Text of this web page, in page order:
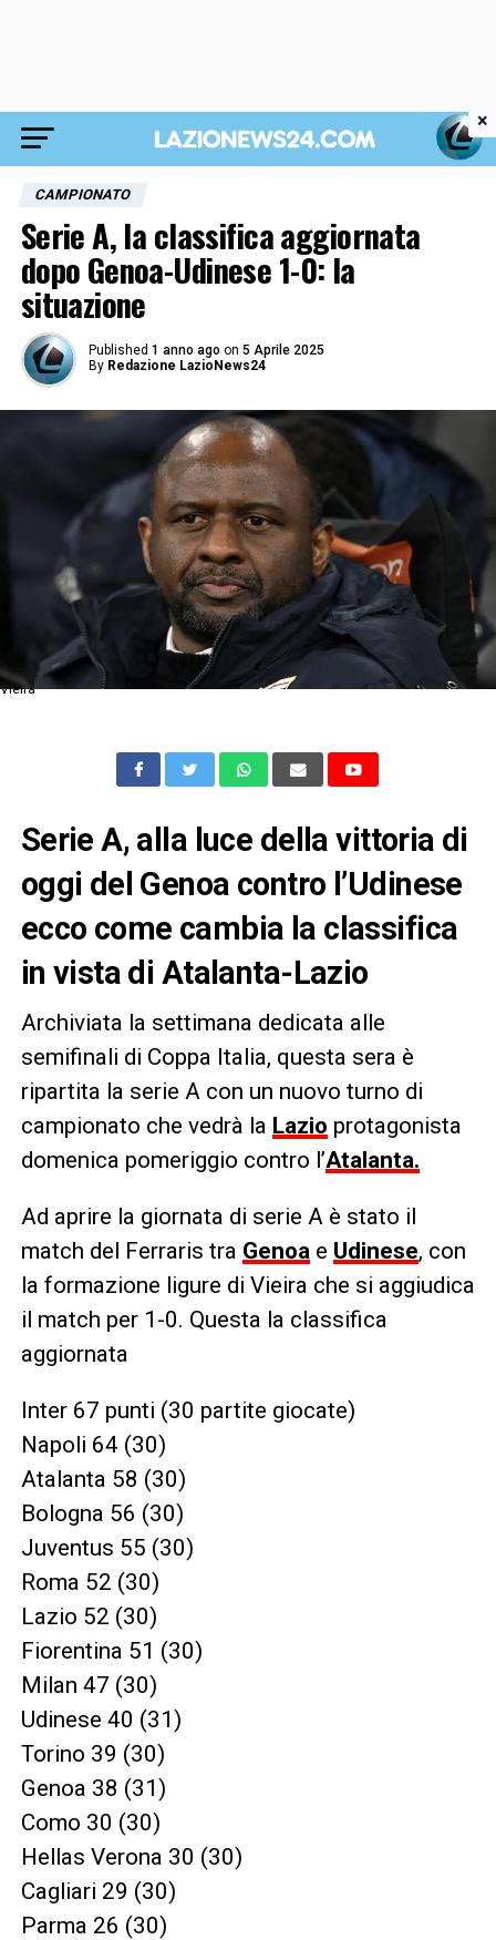
CAMPIONATO
Serie A, la classifica aggiornata
dopo Genoa-Udinese 1-0: la
situazione
Published 1 anno ago on 5 Aprile 2025
By Redazione LazioNews24
Vieira
Serie A, alla luce della vittoria di
oggi del Genoa contro l’Udinese
ecco come cambia la classifica
in vista di Atalanta-Lazio
Archiviata la settimana dedicata alle
semifinali di Coppa Italia, questa sera è
ripartita la serie A con un nuovo turno di
campionato che vedrà la Lazio protagonista
domenica pomeriggio contro l’Atalanta.
Ad aprire la giornata di serie A è stato il
match del Ferraris tra Genoae Udinese, con
la formazione ligure di Vieira che si aggiudica
il match per 1-0. Questa la classifica
aggiornata
Inter 67 punti (30 partite giocate)
Napoli 64 (30)
Atalanta 58 (30)
Bologna 56 (30)
Juventus 55 (30)
Roma 52 (30)
Lazio 52 (30)
Fiorentina 51 (30)
Milan 47 (30)
Udinese 40 (31)
Torino 39 (30)
Genoa 38 (31)
Como 30 (30)
Hellas Verona 30 (30)
Cagliari 29 (30)
Parma 26 (30)
×